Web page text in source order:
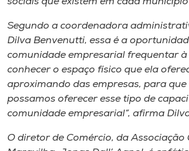
Segundo a coordenadora
Dilva Benvenutti, essa é a
comunidade empresarial frequentar
conhecer o espaço físico que ela
aproximando das empresas, para que
possamos oferecer esse tipo de
comunidade empresarial”, afirma
O diretor de Comércio, da Associação